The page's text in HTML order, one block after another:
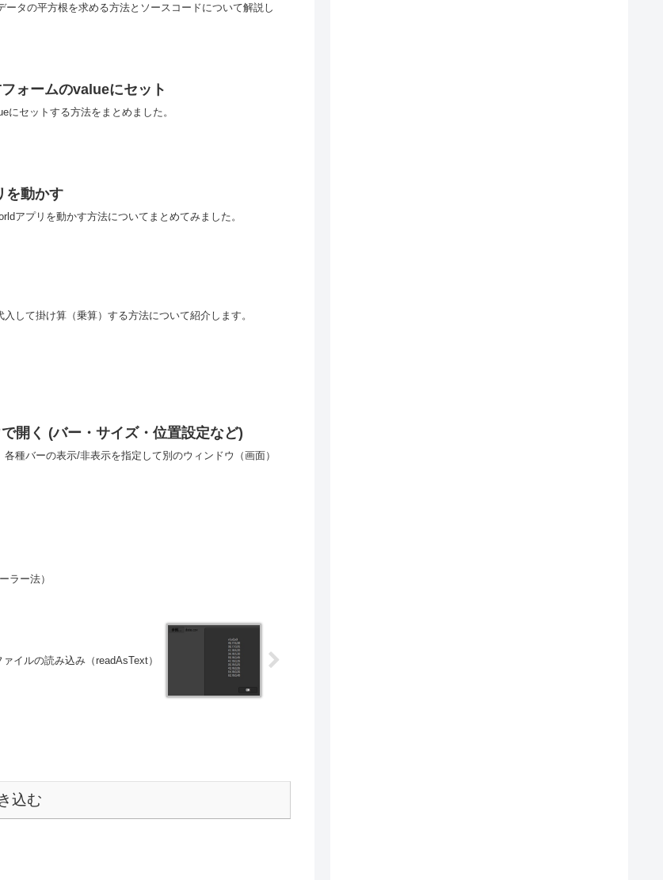
タの平方根を求める方法とソースコードについて解説し
ォームのvalueにセット
セットする方法をまとめました。
を動かす
アプリを動かす方法についてまとめてみました。
して掛け算（乗算）する方法について紹介します。
開く (バー・サイズ・位置設定など)
種バーの表示/非表示を指定して別のウィンドウ（画面）
ラー法）
イルの読み込み（readAsText）
込む